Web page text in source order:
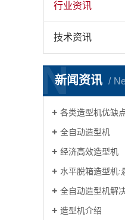
行业资讯
技术资讯
新闻资讯
N
各类造型机优缺
全自动造型机
经济高效造型机
水平脱箱造型机:悬浮式射砂,
全自动造型机解
造型机介绍